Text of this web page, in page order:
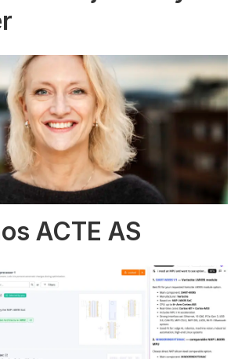
ACTE AS